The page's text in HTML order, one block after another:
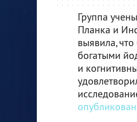
Группа
Планка и
выявила,
богатыми
и